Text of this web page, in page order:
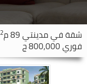
شقة فيمدينتي 2
فوري 800,000 ج